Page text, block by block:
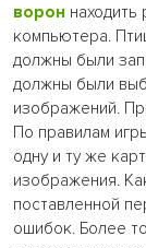
ворон
компьютера.
должны были
должны были
изображений.
По правилам
одну и ту же
изображения.
поставленной
ошибок. Более